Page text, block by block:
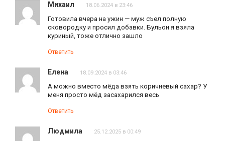
Михаил 18.06.2024 в 23:46
Готовила вчера на ужин — муж съел полную
сковородку и просил добавки. Бульон я взяла
куриный, тоже отлично зашло
Ответить
Елена 18.09.2024 в 03:46
А можно вместо мёда взять коричневый сахар? У
меня просто мёд засахарился весь
Ответить
Людмила 25.12.2025 в 00:49